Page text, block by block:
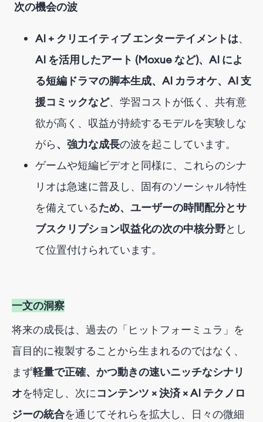
次の機会の波
AI + クリエイティブ エンターテイメントは、
AI を活用したアート (Moxue など)、AI によ
る短編ドラマの脚本生成、AI カラオケ、AI 支
援コミックなど、学習コストが低く、共有意
欲が高く、収益が持続するモデルを実験しな
がら 、強力な成長の波を起こしています。
ゲームや短編ビデオと同様に、これらのシナ
リオは急速に普及し、固有のソーシャル特性
を備えているため、ユーザーの時間配分とサ
ブスクリプション収益化の次の中核分野とし
て位置付けられています。
一文の洞察
将来の成長は、過去の「ヒットフォーミュラ」を
盲目的に複製することから生まれるのではなく、
まず軽量で正確、かつ動きの速いニッチなシナリ
オを特定し 、次にコンテンツ × 決済 × AI テクノロ
ジーの統合を通じてそれらを拡大し 、日々の微細